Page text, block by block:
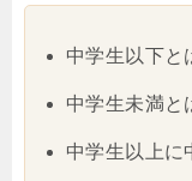
中学生以下と
中学生未満と
中学生以上に